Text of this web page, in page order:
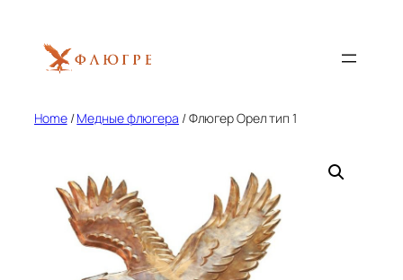
content
Home/Медные флюгера / Флюгер Орел тип 1